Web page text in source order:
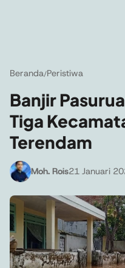
Beranda/Peristiwa
Banjir
Tiga
Terendam
Moh. Rois21 Januari